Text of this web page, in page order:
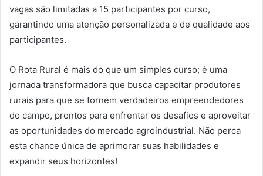
vagas são limitadas a 15 participantes por curso,
garantindo uma atenção personalizada e de qualidade aos
participantes.
O Rota Rural é mais do que um simples curso; é uma
jornada transformadora que busca capacitar produtores
rurais para que se tornem verdadeiros empreendedores
do campo, prontos para enfrentar os desafios e aproveitar
as oportunidades do mercado agroindustrial. Não perca
esta chance única de aprimorar suas habilidades e
expandir seus horizontes!